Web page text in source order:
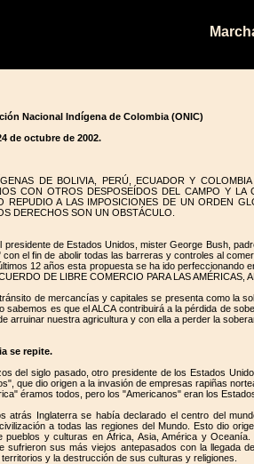
Nacional Indígena de Colombia (ONIC)
de octubre de 2002.
DE BOLIVIA, PERÚ, ECUADOR Y
CON OTROS DESPOSEÍDOS DEL CAMPO Y
REPUDIO A LAS IMPOSICIONES DE UN ORDEN
DERECHOS SON UN OBSTÁCULO.
presidente de Estados Unidos, mister George Bush,
con el fin de abolir todas las barreras y controles al
12 años esta propuesta se ha ido perfeccionando
DE LIBRE COMERCIO PARA LAS AMÉRICAS,
de mercancías y capitales se presenta como la
sabemos es que el ALCA contribuirá a la pérdida de
arruinar nuestra agricultura y con ella a perder la
se repite.
del siglo pasado, otro presidente de los Estados
que dio origen a la invasión de empresas rapiñas
éramos todos, pero los "Americanos" eran los
atrás Inglaterra se había declarado el centro del
a todas las regiones del Mundo. Esto dio
pueblos y culturas en África, Asia, América y
sufrieron sus más viejos antepasados con la llegada
y la destrucción de sus culturas y religiones.